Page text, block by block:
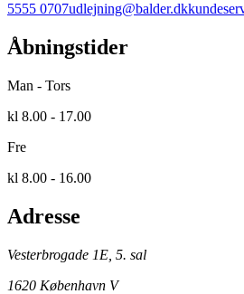
5555 0707udlejning@balder.dk
Åbningstider
Man - Tors
kl 8.00 - 17.00
Fre
kl 8.00 - 16.00
Adresse
Vesterbrogade 1E, 5. sal
1620 København V